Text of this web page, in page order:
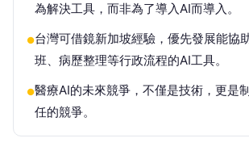
為解決工具，而非為了導入AI而導入。
●台灣可借鏡新加坡經驗，優先發展能協
班、病歷整理等行政流程的AI工具。
●醫療AI的未來競爭，不僅是技術，更是
任的競爭。